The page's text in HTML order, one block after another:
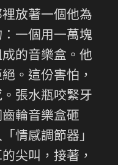
放著一個他為
一個用一萬塊
的音樂盒。他
。這份害怕，
張水瓶咬緊牙
輪音樂盒砸
情感調節器」
尖叫，接著，